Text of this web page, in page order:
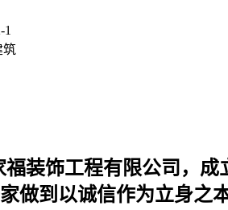
1
筑
福装饰工程有限公司，成
做到以诚信作为立身之